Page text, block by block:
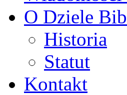
O Dziele
Historia
Statut
Kontakt